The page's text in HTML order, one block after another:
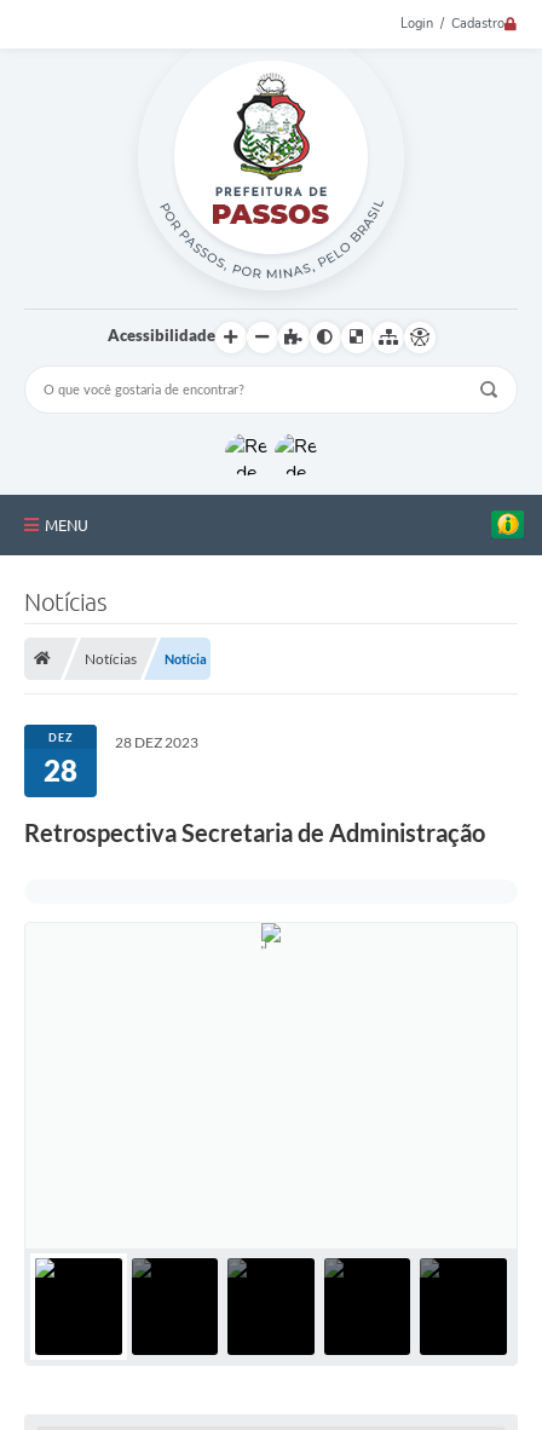
Login / Cadastro
Acessibilidade
MENU
Estrutura Administrativa
Galeria de Fotos
Notícias
Notícias Notícia
DEZ
28
28 DEZ 2023
Retrospectiva Secretaria de Administração